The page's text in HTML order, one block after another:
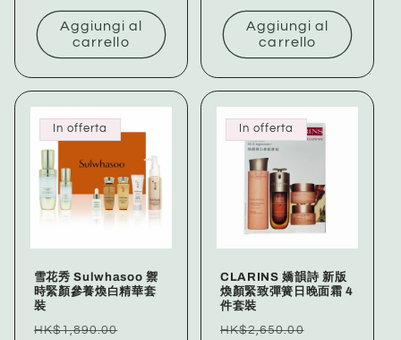
listino
Aggiungi al
carrello
listino
Aggiungi al
carrello
In offerta
雪花秀 Sulwhasoo 禦
時緊顏參養煥白精華套
裝
Prezzo
HK$1,890.00
In offerta
CLARINS 嬌韻詩 新版
煥顏緊致彈簧日晚面霜 4
件套裝
Prezzo
HK$2,650.00